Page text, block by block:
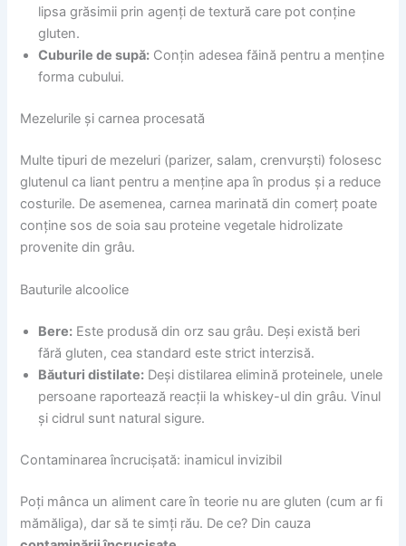
lipsa grăsimii prin agenți de textură care pot conține
gluten.
Cuburile de supă: Conțin adesea făină pentru a menține
forma cubului.
Mezelurile și carnea procesată
Multe tipuri de mezeluri (parizer, salam, crenvurști) folosesc
glutenul ca liant pentru a menține apa în produs și a reduce
costurile. De asemenea, carnea marinată din comerț poate
conține sos de soia sau proteine vegetale hidrolizate
provenite din grâu.
Bauturile alcoolice
Bere: Este produsă din orz sau grâu. Deși există beri
fără gluten, cea standard este strict interzisă.
Băuturi distilate: Deși distilarea elimină proteinele, unele
persoane raportează reacții la whiskey-ul din grâu. Vinul
și cidrul sunt natural sigure.
Contaminarea încrucișată: inamicul invizibil
Poți mânca un aliment care în teorie nu are gluten (cum ar fi
mămăliga), dar să te simți rău. De ce? Din cauza